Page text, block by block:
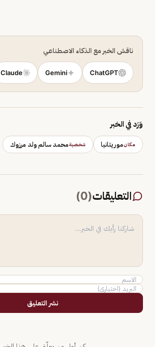
ناقش الخبر مع الذكاء الاصطناعي
ChatGPT
Gemini
Claude
وَرَد في الخبر
مكانموريتانيا شخصيةمحمد سالم ولد مرزوك
التعليقات(
0
)
نشر التعليق